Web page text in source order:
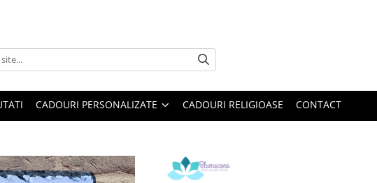
CADOURI PERSONALIZATE CADOURI RELIGIOASE CONTACT